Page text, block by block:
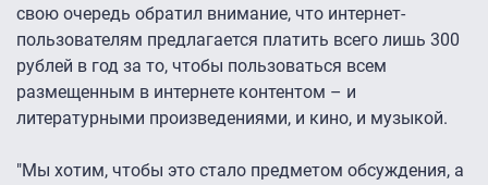
свою очередь обратил внимание, что интернет-
пользователям предлагается платить всего лишь 300
рублей в год за то, чтобы пользоваться всем
размещенным в интернете контентом – и
литературными произведениями, и кино, и музыкой.
"Мы хотим, чтобы это стало предметом обсуждения, а